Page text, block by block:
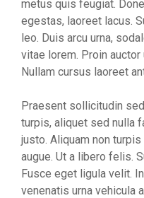
metus quis feugiat.
egestas, laoreet lacus.
leo. Duis arcu urna,
vitae lorem. Proin auctor
Nullam cursus laoreet
Praesent sollicitudin
turpis, aliquet sed nulla
justo. Aliquam non
augue. Ut a libero felis.
Fusce eget ligula velit.
venenatis urna vehicula